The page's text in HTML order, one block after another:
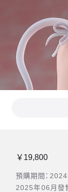
￥19,800
預購期間：
2025年06月發